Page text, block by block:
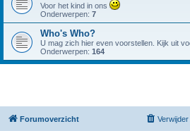
Voor het kind in ons
Onderwerpen: 7
Who's Who?
U mag zich hier even voorstellen. Kijk uit
Onderwerpen: 164
Forumoverzicht